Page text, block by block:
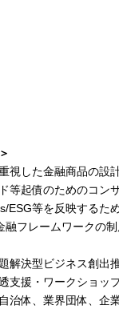
視した金融商品の設
等起債のためのコン
ESG等を反映するた
融フレームワークの
解決型ビジネス創出
支援・ワークショッ
治体、業界団体、企